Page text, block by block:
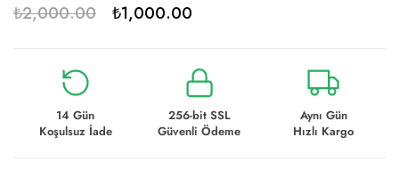
₺2,000.00 ₺1,000.00
14 Gün
Koşulsuz İade
256-bit SSL
Güvenli Ödeme
Aynı Gün
Hızlı Kargo